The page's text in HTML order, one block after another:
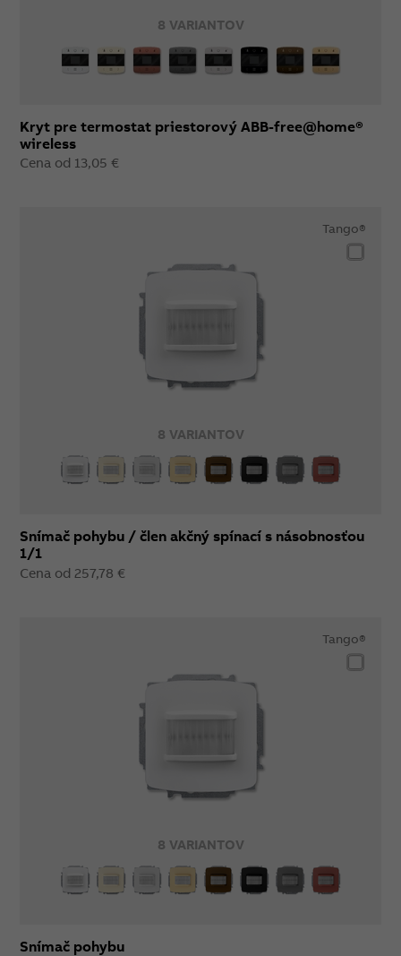
8 VARIANTOV
Kryt pre termostat priestorový ABB-free@home®
wireless
Cena od 13,05 €
8 VARIANTOV
Tango®
Snímač pohybu / člen akčný spínací s násobnosťou
1/1
Cena od 257,78 €
8 VARIANTOV
Tango®
Snímač pohybu